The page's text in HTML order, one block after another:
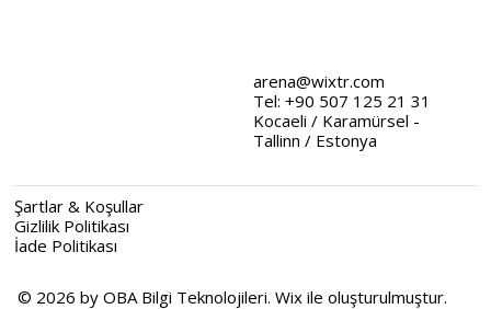
arena@wixtr.com
Tel: +90 507 125 21 31
Kocaeli / Karamürsel -
Tallinn / Estonya
Şartlar & Koşullar
Gizlilik Politikası
İade Politikası
© 2026 by OBA Bilgi Teknolojileri. Wix ile oluşturulmuştur.
Tasarımında Stratejik Yaklaşımlar